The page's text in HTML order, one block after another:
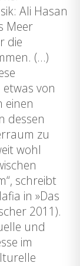
Ali Hasan
Meer
die
(…)
von
einen
dessen
zu
wohl
schreibt
in »Das
2011).
und
im